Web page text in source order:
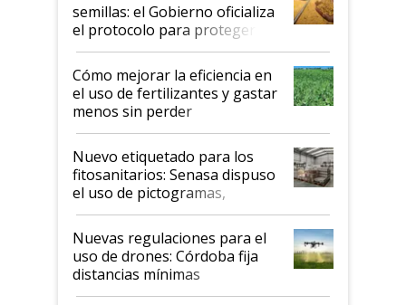
semillas: el Gobierno oficializa
el protocolo para proteger la
propiedad intelectual
Cómo mejorar la eficiencia en
el uso de fertilizantes y gastar
menos sin perder
productividad en la campaña
fina
Nuevo etiquetado para los
fitosanitarios: Senasa dispuso
el uso de pictogramas,
palabras de advertencia e
indicaciones
Nuevas regulaciones para el
uso de drones: Córdoba fija
distancias mínimas